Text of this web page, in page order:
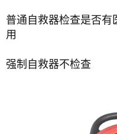
普通自救器检查是否
用
强制自救器不检查